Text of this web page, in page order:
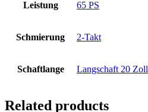
Leistung 65 PS
Schmierung 2-Takt
Schaftlange Langschaft 20 Zoll
Related products